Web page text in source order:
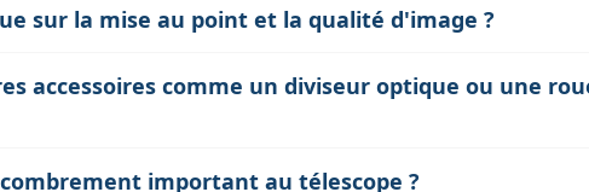
sur la mise au point et la qualité d'image ?
la qualité optique. Un tirage incorrect peut entraîner un flou
accessoires comme un diviseur optique ou une
important au télescope ?